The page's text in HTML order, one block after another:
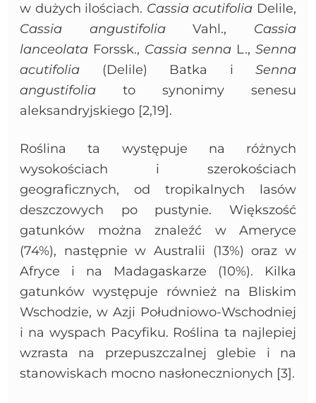
w dużych ilościach. Cassia acutifolia Delile,
Cassia angustifoliaVahl., Cassia
lanceolata Forssk., Cassia senna L., Senna
acutifolia (Delile) Batka i Senna
angustifolia to synonimy senesu
aleksandryjskiego [2,19].
Roślina ta występuje na różnych
wysokościach i szerokościach
geograficznych, od tropikalnych lasów
deszczowych po pustynie. Większość
gatunków można znaleźć w Ameryce
(74%), następnie w Australii (13%) oraz w
Afryce i na Madagaskarze (10%). Kilka
gatunków występuje również na Bliskim
Wschodzie, w Azji Południowo-Wschodniej
i na wyspach Pacyfiku. Roślina ta najlepiej
wzrasta na przepuszczalnej glebie i na
stanowiskach mocno nasłonecznionych [3].